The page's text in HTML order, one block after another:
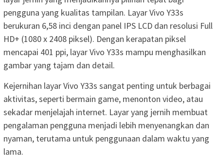
pengguna yang kualitas tampilan. Layar Vivo Y33s
berukuran 6,58 inci dengan panel IPS LCD dan resolusi Full
HD+ (1080 x 2408 piksel). Dengan kerapatan piksel
mencapai 401 ppi, layar Vivo Y33s mampu menghasilkan
gambar yang tajam dan detail.
Kejernihan layar Vivo Y33s sangat penting untuk berbagai
aktivitas, seperti bermain game, menonton video, atau
sekadar menjelajah internet. Layar yang jernih membuat
pengalaman pengguna menjadi lebih menyenangkan dan
nyaman, terutama untuk penggunaan dalam waktu yang
lama.